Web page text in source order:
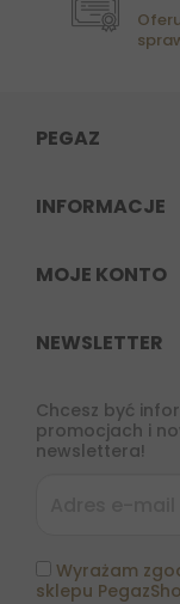
PEGAZ
INFORMACJE
MOJE KONTO
NEWSLETTER
Chcesz być
promocjach i
newslettera!
Wyrażam
sklepu